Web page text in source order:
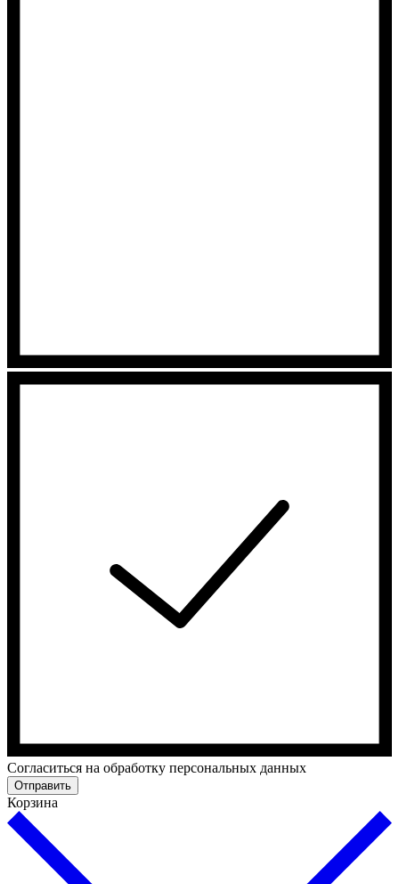
Cогласиться на обработку персональных данных
Отправить
Корзина